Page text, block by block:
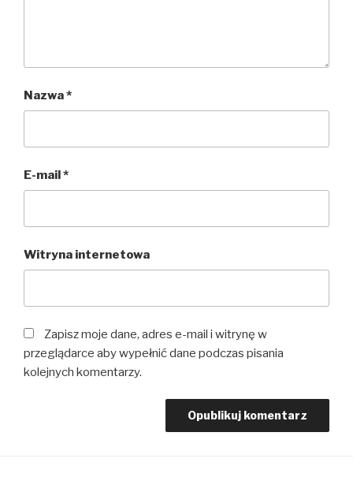
Nazwa*
E-mail*
Witryna internetowa
Zapisz moje dane, adres e-mail i witrynę w
przeglądarce aby wypełnić dane podczas pisania
kolejnych komentarzy.